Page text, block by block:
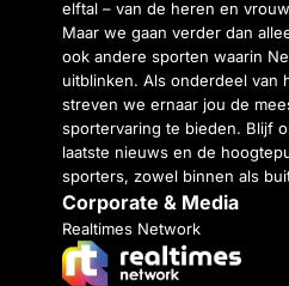
elftal – van de heren en
Maar we gaan verder dan
ook andere sporten waarin
uitblinken. Als onderdeel van
streven we ernaar jou de
sportervaring te bieden. Blijf
laatste nieuws en de
sporters, zowel binnen als
Corporate & Media
Realtimes Network